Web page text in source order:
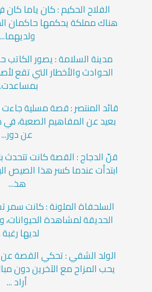
الفلاح الحكيم : كان ياما
هناك مملكة يحكمها حاكمان
ولديهما...
مدينة السلامة : يصور
الحوادث والأخطار التي تقع
قائد المنتصر : قصة مسلية
بعيد عن المفاهيم الصعبة،
عن دور...
قنّ الدجاج : القصة كانت
ابتدأت عندما كسر هذا الصيص
هذ...
السلحفاة الملونة : كانت سمر
الحديقة لمشاهدة
لديها
الولد الشقي : تحكي القصة
يحب المزاح مع الآخرين دون
أراد ...